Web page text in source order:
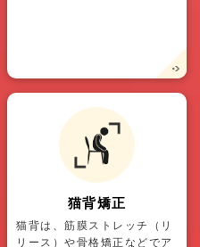
猫背矯正
猫背は、筋膜ストレッチ（リ
リース）や骨格矯正などでア